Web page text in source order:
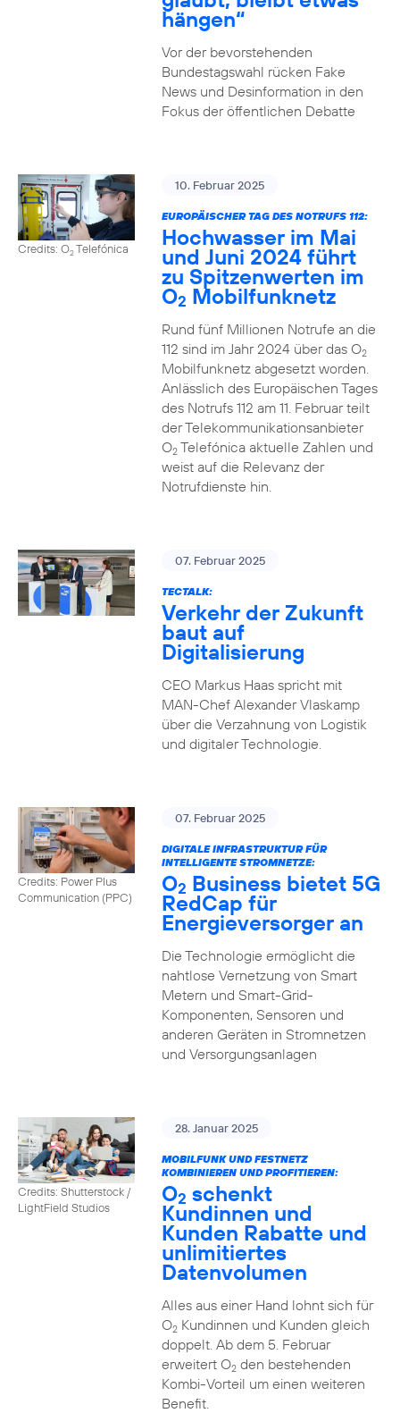
hängen“
Vor der bevorstehenden
Bundestagswahl rücken Fake
News und Desinformation in den
Fokus der öffentlichen Debatte
Credits: O2Telefónica
10. Februar 2025
EUROPÄISCHER TAG DES NOTRUFS 112:
Hochwasser im Mai
und Juni 2024 führt
zu Spitzenwerten im
O2 Mobilfunknetz
Rund fünf Millionen Notrufe an die
112 sind im Jahr 2024 über das O2
Mobilfunknetz abgesetzt worden.
Anlässlich des Europäischen Tages
des Notrufs 112 am 11. Februar teilt
der Telekommunikationsanbieter
O2Telefónica aktuelle Zahlen und
weist auf die Relevanz der
Notrufdienste hin.
07. Februar 2025
TECTALK:
Verkehr der Zukunft
baut auf
Digitalisierung
CEO Markus Haas spricht mit
MAN-Chef Alexander Vlaskamp
über die Verzahnung von Logistik
und digitaler Technologie.
Credits: Power Plus
Communication (PPC)
07. Februar 2025
DIGITALE INFRASTRUKTUR FÜR
INTELLIGENTE STROMNETZE:
O2 Business bietet 5G
RedCap für
Energieversorger an
Die Technologie ermöglicht die
nahtlose Vernetzung von Smart
Metern und Smart-Grid-
Komponenten, Sensoren und
anderen Geräten in Stromnetzen
und Versorgungsanlagen
Credits: Shutterstock /
LightField Studios
28. Januar 2025
MOBILFUNK UND FESTNETZ
KOMBINIEREN UND PROFITIEREN:
O2 schenkt
Kundinnen und
Kunden Rabatte und
unlimitiertes
Datenvolumen
Alles aus einer Hand lohnt sich für
O2Kundinnen und Kunden gleich
doppelt. Ab dem 5. Februar
erweitert O2den bestehenden
Kombi-Vorteil um einen weiteren
Benefit.